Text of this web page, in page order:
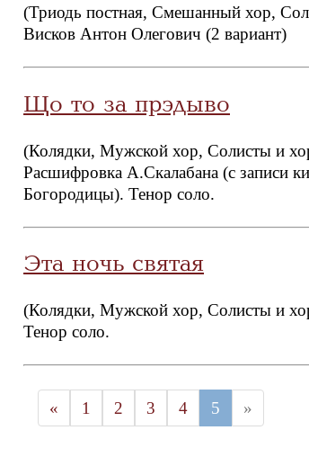
(Триодь постная, Смешанный хор,
Висков Антон Олегович (2 вариант)
Що то за прэдыво
(Колядки, Мужской хор, Солисты и
Расшифровка А.Скалабана (с записи
Богородицы). Тенор соло.
Эта ночь святая
(Колядки, Мужской хор, Солисты и
Тенор соло.
« 1 2 3 4 5 »